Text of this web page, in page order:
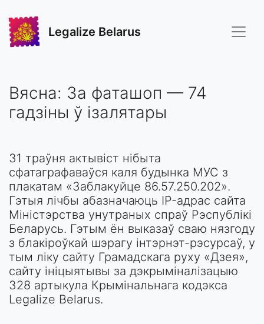
Legalize Belarus
Вясна: За фаташоп — 74
гадзіны ў ізалятары
31 траўня актывіст нібыта
сфатаграфаваўся каля будынка МУС з
плакатам «Заблакуйце 86.57.250.202».
Гэтыя лічбы абазначаюць IP-адрас сайта
Міністэрства унутраных спраў Рэспублікі
Беларусь. Гэтым ён выказаў сваю нязгоду
з блакіроўкай шэрагу інтэрнэт-рэсурсаў, у
тым ліку сайту Грамадскага руху «Дзея»,
сайту ініцыятывы за дэкрыміналізацыю
328 артыкула Крымінальнага кодэкса
Legalize Belarus.